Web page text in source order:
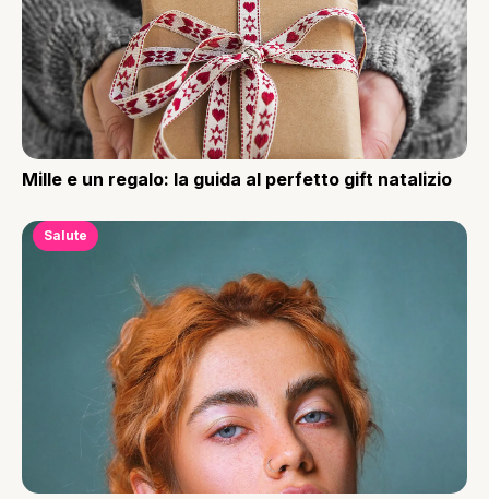
Mille e un regalo: la guida al perfetto gift natalizio
Salute